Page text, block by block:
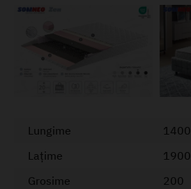
Lungime
1400
Lațime
1900
Grosime
200